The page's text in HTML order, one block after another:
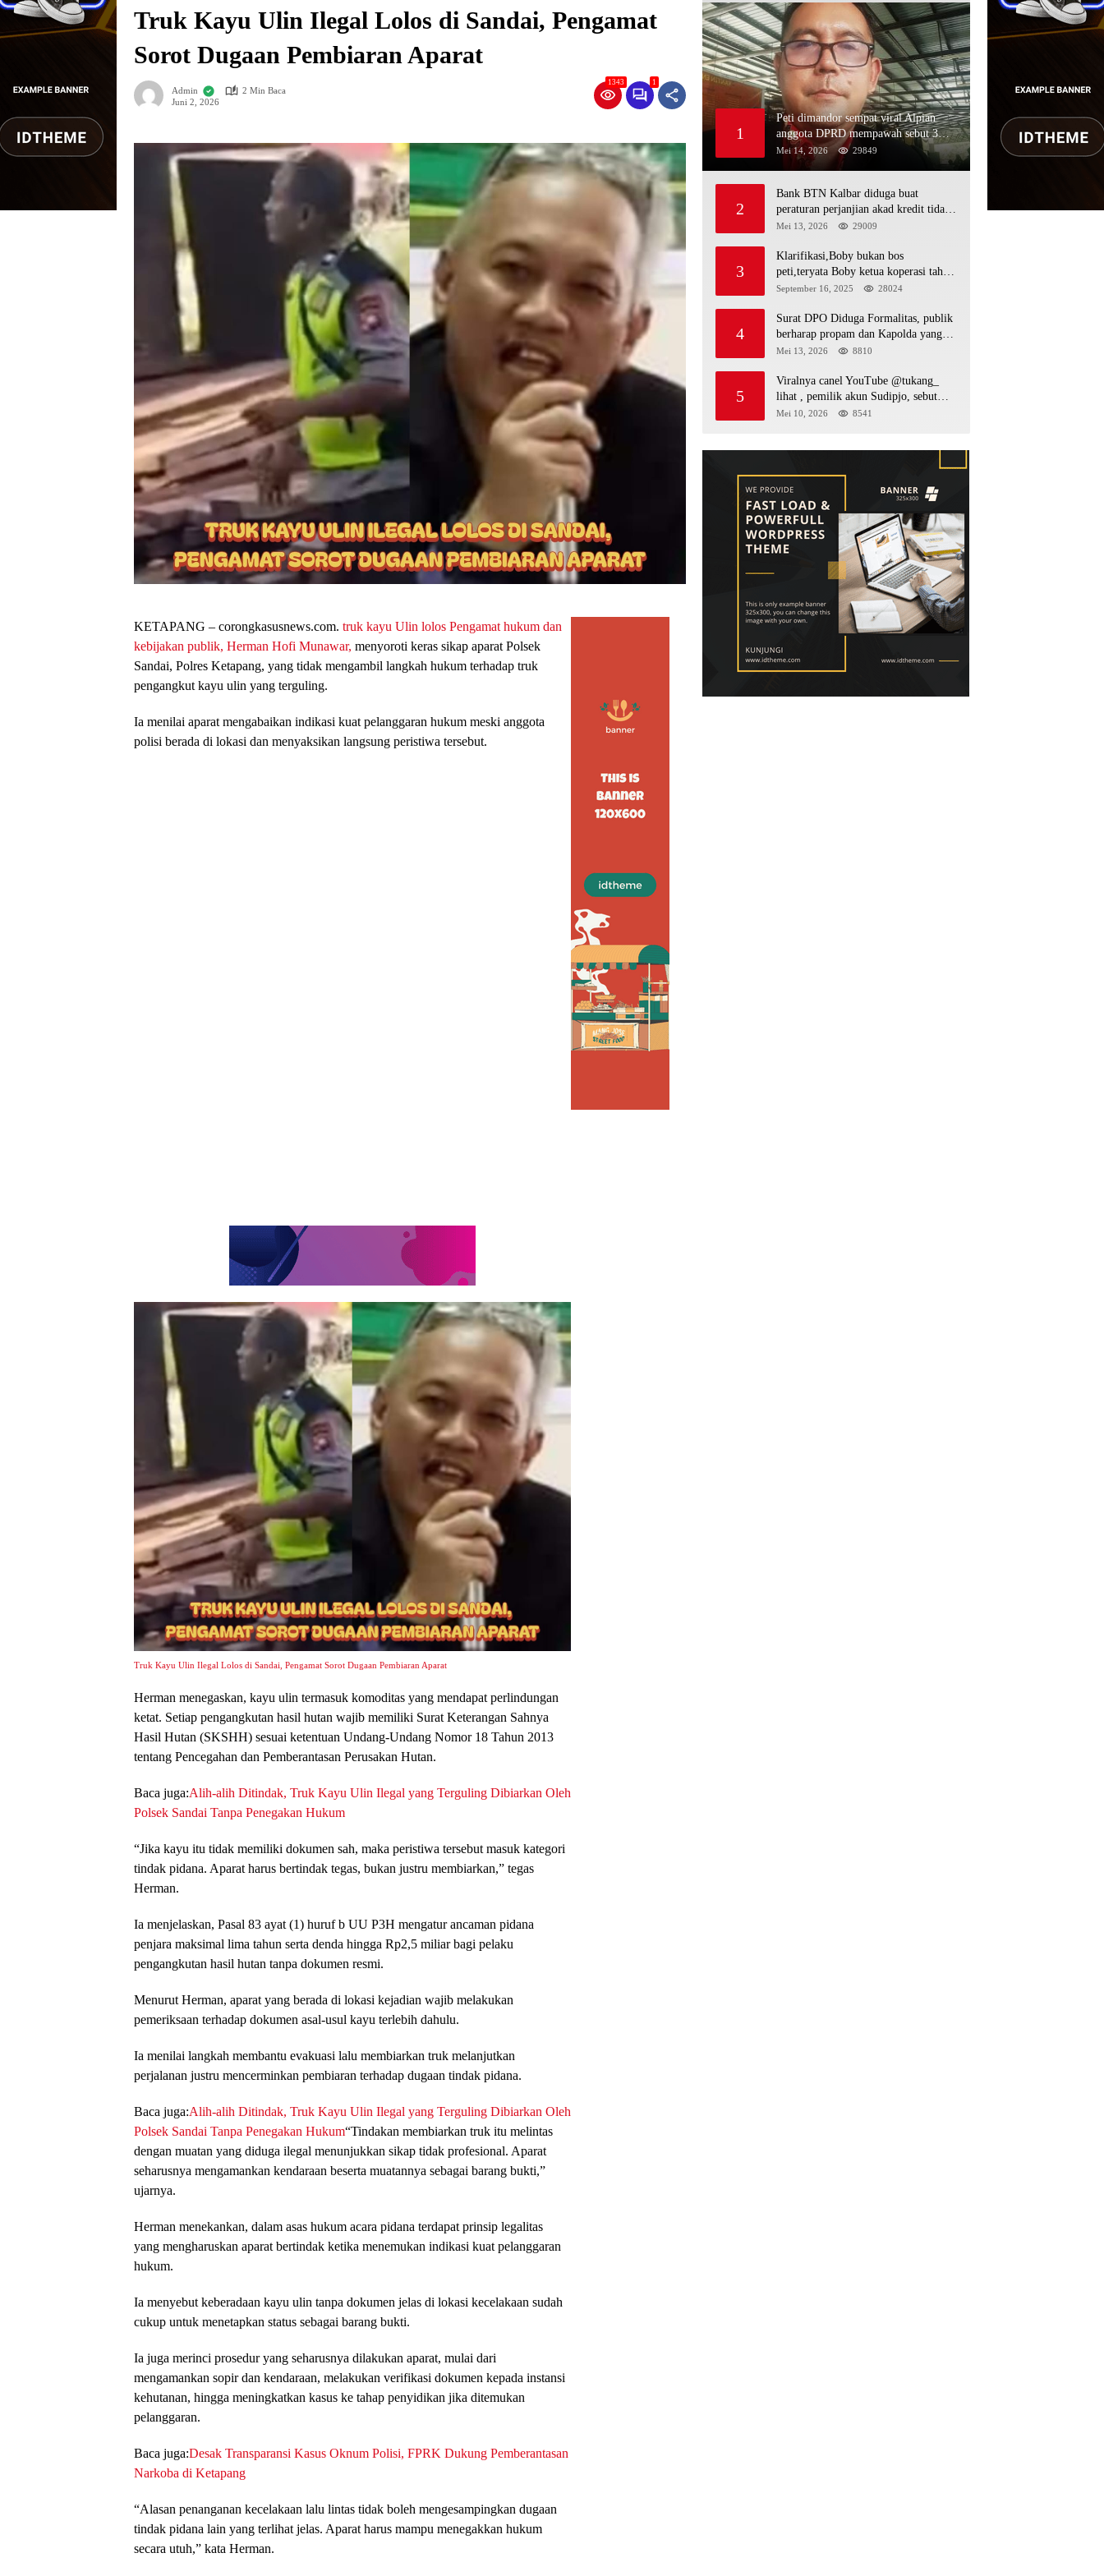
Truk Kayu Ulin Ilegal Lolos di Sandai, Pengamat
Sorot Dugaan Pembiaran Aparat
Admin
2 Min Baca
Juni 2, 2026
1343 1
KETAPANG – corongkasusnews.com. truk kayu Ulin lolos Pengamat hukum dan
kebijakan publik, Herman Hofi Munawar, menyoroti keras sikap aparat Polsek
Sandai, Polres Ketapang, yang tidak mengambil langkah hukum terhadap truk
pengangkut kayu ulin yang terguling.
Ia menilai aparat mengabaikan indikasi kuat pelanggaran hukum meski anggota
polisi berada di lokasi dan menyaksikan langsung peristiwa tersebut.
Truk Kayu Ulin Ilegal Lolos di Sandai, Pengamat Sorot Dugaan Pembiaran Aparat
Herman menegaskan, kayu ulin termasuk komoditas yang mendapat perlindungan
ketat. Setiap pengangkutan hasil hutan wajib memiliki Surat Keterangan Sahnya
Hasil Hutan (SKSHH) sesuai ketentuan Undang-Undang Nomor 18 Tahun 2013
tentang Pencegahan dan Pemberantasan Perusakan Hutan.
Baca juga:Alih-alih Ditindak, Truk Kayu Ulin Ilegal yang Terguling Dibiarkan Oleh
Polsek Sandai Tanpa Penegakan Hukum
“Jika kayu itu tidak memiliki dokumen sah, maka peristiwa tersebut masuk kategori
tindak pidana. Aparat harus bertindak tegas, bukan justru membiarkan,” tegas
Herman.
Ia menjelaskan, Pasal 83 ayat (1) huruf b UU P3H mengatur ancaman pidana
penjara maksimal lima tahun serta denda hingga Rp2,5 miliar bagi pelaku
pengangkutan hasil hutan tanpa dokumen resmi.
Menurut Herman, aparat yang berada di lokasi kejadian wajib melakukan
pemeriksaan terhadap dokumen asal-usul kayu terlebih dahulu.
Ia menilai langkah membantu evakuasi lalu membiarkan truk melanjutkan
perjalanan justru mencerminkan pembiaran terhadap dugaan tindak pidana.
Baca juga:Alih-alih Ditindak, Truk Kayu Ulin Ilegal yang Terguling Dibiarkan Oleh
Polsek Sandai Tanpa Penegakan Hukum“Tindakan membiarkan truk itu melintas
dengan muatan yang diduga ilegal menunjukkan sikap tidak profesional. Aparat
seharusnya mengamankan kendaraan beserta muatannya sebagai barang bukti,”
ujarnya.
Herman menekankan, dalam asas hukum acara pidana terdapat prinsip legalitas
yang mengharuskan aparat bertindak ketika menemukan indikasi kuat pelanggaran
hukum.
Ia menyebut keberadaan kayu ulin tanpa dokumen jelas di lokasi kecelakaan sudah
cukup untuk menetapkan status sebagai barang bukti.
Ia juga merinci prosedur yang seharusnya dilakukan aparat, mulai dari
mengamankan sopir dan kendaraan, melakukan verifikasi dokumen kepada instansi
kehutanan, hingga meningkatkan kasus ke tahap penyidikan jika ditemukan
pelanggaran.
Baca juga:Desak Transparansi Kasus Oknum Polisi, FPRK Dukung Pemberantasan
Narkoba di Ketapang
“Alasan penanganan kecelakaan lalu lintas tidak boleh mengesampingkan dugaan
tindak pidana lain yang terlihat jelas. Aparat harus mampu menegakkan hukum
secara utuh,” kata Herman.
1
Peti dimandor sempat viral Alpian
anggota DPRD mempawah sebut 3
nama polisi minja,alau dan Rojali
sebagai bos peti,Bahkan ada alat berat
Mei 14, 2026 29849
2
Bank BTN Kalbar diduga buat
peraturan perjanjian akad kredit tidak
mengikuti KUHPerdata debitur awam
dasar hukum
Mei 13, 2026 29009
3
Klarifikasi,Boby bukan bos
peti,teryata Boby ketua koperasi tahta
kencana hulu
September 16, 2025 28024
4
Surat DPO Diduga Formalitas, publik
berharap propam dan Kapolda yang
baru periksa si penerbit surat serta Aph
Mei 13, 2026 8810
5
Viralnya canel YouTube @tukang_
lihat , pemilik akun Sudipjo, sebut
salah satu oknum anggota DPRD
Mei 10, 2026 8541